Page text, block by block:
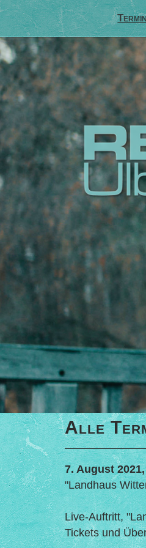
Alle
7. August
"Landhaus
Live-Auftritt,
Tickets und